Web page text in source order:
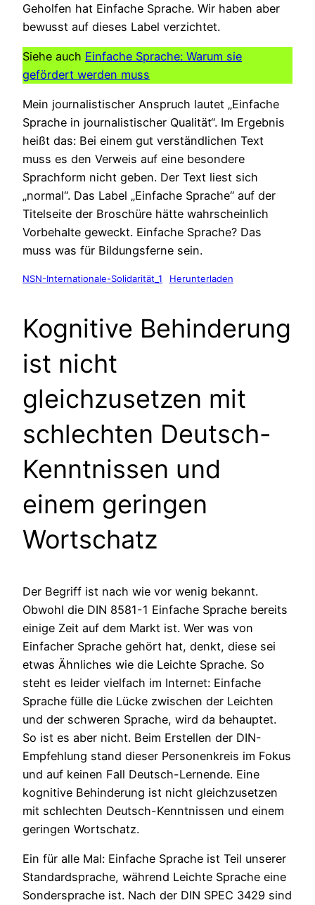
Geholfen hat Einfache Sprache. Wir haben aber
bewusst auf dieses Label verzichtet.
Siehe auch Einfache Sprache: Warum sie
gefördert werden muss
Mein journalistischer Anspruch lautet „Einfache
Sprache in journalistischer Qualität“. Im Ergebnis
heißt das: Bei einem gut verständlichen Text
muss es den Verweis auf eine besondere
Sprachform nicht geben. Der Text liest sich
„normal“. Das Label „Einfache Sprache“ auf der
Titelseite der Broschüre hätte wahrscheinlich
Vorbehalte geweckt. Einfache Sprache? Das
muss was für Bildungsferne sein.
NSN-Internationale-Solidarität_1 Herunterladen
Kognitive Behinderung
ist nicht
gleichzusetzen mit
schlechten Deutsch-
Kenntnissen und
einem geringen
Wortschatz
Der Begriff ist nach wie vor wenig bekannt.
Obwohl die DIN 8581-1 Einfache Sprache bereits
einige Zeit auf dem Markt ist. Wer was von
Einfacher Sprache gehört hat, denkt, diese sei
etwas Ähnliches wie die Leichte Sprache. So
steht es leider vielfach im Internet: Einfache
Sprache fülle die Lücke zwischen der Leichten
und der schweren Sprache, wird da behauptet.
So ist es aber nicht. Beim Erstellen der DIN-
Empfehlung stand dieser Personenkreis im Fokus
und auf keinen Fall Deutsch-Lernende. Eine
kognitive Behinderung ist nicht gleichzusetzen
mit schlechten Deutsch-Kenntnissen und einem
geringen Wortschatz.
Ein für alle Mal: Einfache Sprache ist Teil unserer
Standardsprache, während Leichte Sprache eine
Sondersprache ist. Nach der DIN SPEC 3429 sind